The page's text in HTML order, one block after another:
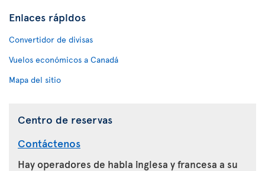
Enlaces rápidos
Convertidor de divisas
Vuelos económicos a Canadá
Mapa del sitio
Centro de reservas
Contáctenos
Hay operadores de habla inglesa y francesa a su